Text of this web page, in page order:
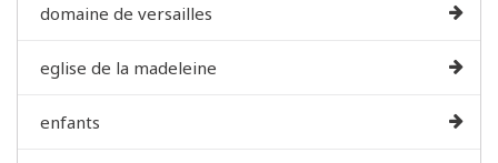
domaine de versailles
eglise de la madeleine
enfants